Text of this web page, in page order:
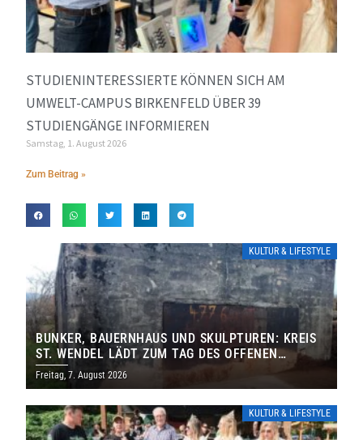
STUDIENINTERESSIERTE KÖNNEN SICH AM
UMWELT-CAMPUS BIRKENFELD ÜBER 39
STUDIENGÄNGE INFORMIEREN
Samstag, 1. August 2026
Zum Beitrag »
KULTUR & LIFESTYLE
BUNKER, BAUERNHAUS UND SKULPTUREN: KREIS
ST. WENDEL LÄDT ZUM TAG DES OFFENEN
DENKMALS EIN
Freitag, 7. August 2026
KULTUR & LIFESTYLE